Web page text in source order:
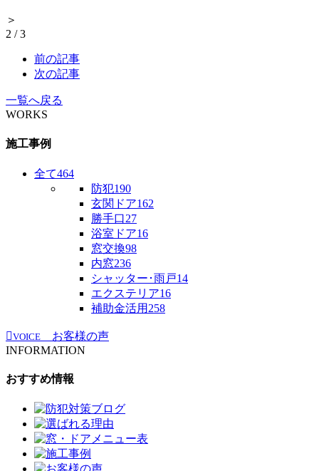
＞
2 /3
前の記事
次の記事
一覧へ戻る
WORKS
施工事例
全て464
防犯190
玄関ドア162
勝手口27
浴室ドア16
窓交換98
内窓236
シャッター･雨戸14
エクステリア16
補助金活用 258
VOICE
お客様の声
INFORMATION
おすすめ情報